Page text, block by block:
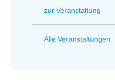
zur Veranstaltung
Alle Veranstaltungen